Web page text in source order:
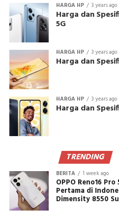
HARGA HP 3 years ago
Harga dan
5G
HARGA HP 3 years ago
Harga dan
HARGA HP 3 years ago
Harga dan
TRENDING
BERITA 1 week ago
OPPO Reno16
Pertama di
Dimensity 8550